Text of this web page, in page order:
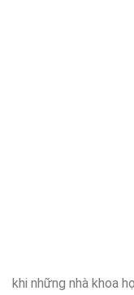
khi những nhà khoa